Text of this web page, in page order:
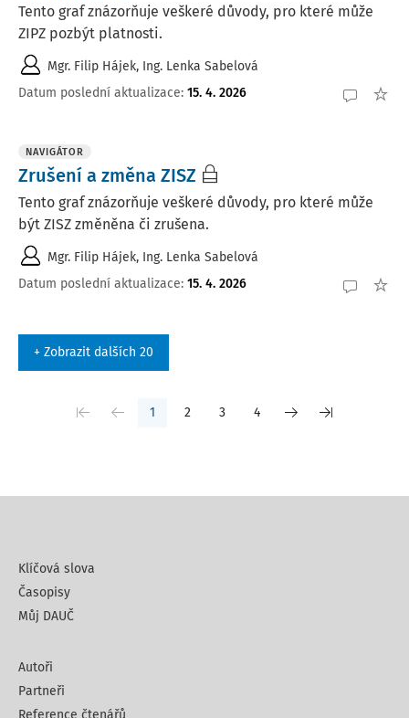
Tento graf znázorňuje veškeré důvody, pro které může
ZIPZ pozbýt platnosti.
Mgr. Filip Hájek, Ing. Lenka Sabelová
Datum poslední aktualizace: 15. 4. 2026
NAVIGÁTOR
Zrušení a změna ZISZ
Tento graf znázorňuje veškeré důvody, pro které může
být ZISZ změněna či zrušena.
Mgr. Filip Hájek, Ing. Lenka Sabelová
Datum poslední aktualizace: 15. 4. 2026
+ Zobrazit dalších 20
1 2 3 4
Klíčová slova
Časopisy
Můj DAUČ
Autoři
Partneři
Reference čtenářů